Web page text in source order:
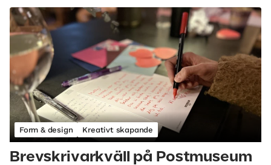
Form & design Kreativt skapande
Brevskrivarkväll på Postmuseum